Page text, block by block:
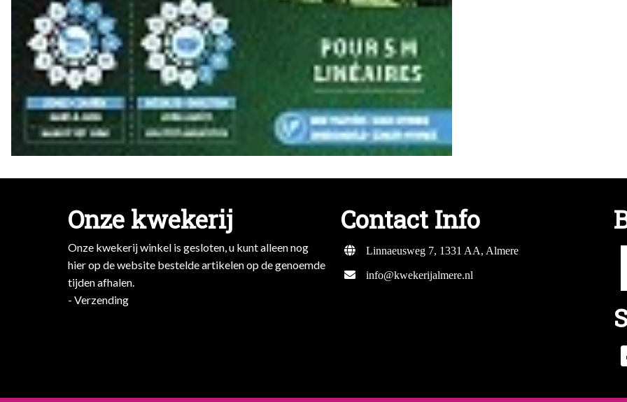
Onze kwekerij
Onze kwekerij winkel is gesloten, u kunt alleen nog
hier op de website bestelde artikelen op de genoemde
tijden afhalen.
- Verzending
Contact Info
Linnaeusweg 7, 1331 AA, Almere
info@kwekerijalmere.nl